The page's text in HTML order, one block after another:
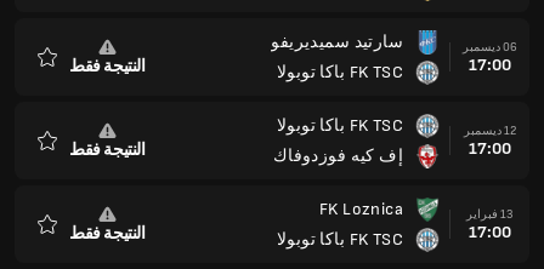
06 ديسمبر
17:00
سارتيد سميديريفو
FK TSC باكا توبولا
النتيجة فقط
12 ديسمبر
17:00
FK TSC باكا توبولا
إف كيه فوزدوفاك
النتيجة فقط
13 فبراير
17:00
FK Loznica
FK TSC باكا توبولا
النتيجة فقط